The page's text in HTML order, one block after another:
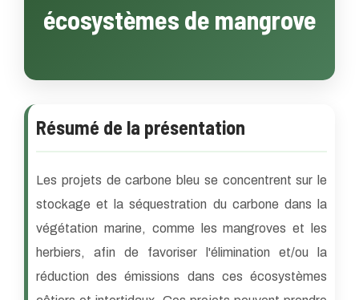
écosystèmes de mangrove
Résumé de la présentation
Les projets de carbone bleu se concentrent sur le
stockage et la séquestration du carbone dans la
végétation marine, comme les mangroves et les
herbiers, afin de favoriser l'élimination et/ou la
réduction des émissions dans ces écosystèmes